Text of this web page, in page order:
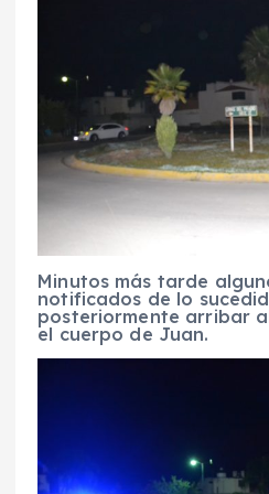
Minutos más tarde
notificados de lo
posteriormente arribar
el cuerpo de Juan.